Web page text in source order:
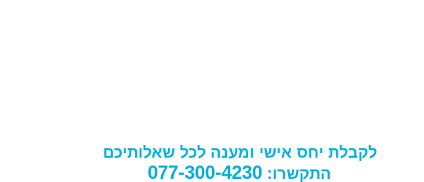
לקבלת יחס אישי ומענה לכל שאלותיכם
התקשרו: 077-300-4230